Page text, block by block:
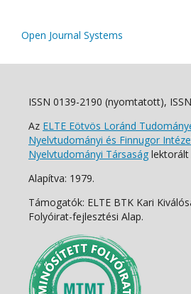
Open Journal Systems
ISSN 0139-2190 (nyomtatott),
Az ELTE Eötvös Loránd
Nyelvtudományi és Finnugor
Nyelvtudományi Társaság
Alapítva: 1979.
Támogatók: ELTE BTK Kari
Folyóirat-fejlesztési Alap.